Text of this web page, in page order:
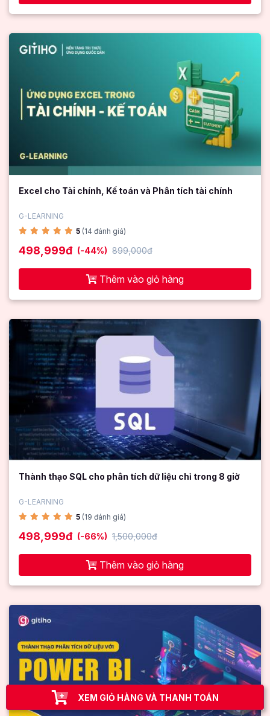
Excel cho Tài chính, Kế toán và Phân tích tài chính
G-LEARNING
5 (14 đánh giá)
498,999đ (-44%) 899,000đ
Thêm vào giỏ hàng
Thành thạo SQL cho phân tích dữ liệu chỉ trong 8 giờ
G-LEARNING
5 (19 đánh giá)
498,999đ (-66%) 1,500,000đ
Thêm vào giỏ hàng
XEM GIỎ HÀNG VÀ THANH TOÁN